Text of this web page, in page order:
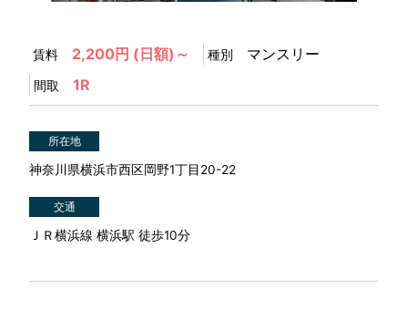
賃料 2,200円 (日額)～ 種別 マンスリー
間取 1R
所在地
神奈川県横浜市西区岡野1丁目20-22
交通
ＪＲ横浜線 横浜駅 徒歩10分